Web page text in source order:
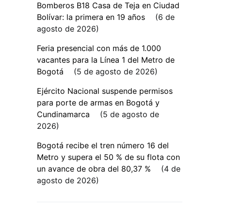
Bomberos B18 Casa de Teja en Ciudad
Bolívar: la primera en 19 años
6 de
agosto de 2026
Feria presencial con más de 1.000
vacantes para la Línea 1 del Metro de
Bogotá
5 de agosto de 2026
Ejército Nacional suspende permisos
para porte de armas en Bogotá y
Cundinamarca
5 de agosto de
2026
Bogotá recibe el tren número 16 del
Metro y supera el 50 % de su flota con
un avance de obra del 80,37 %
4 de
agosto de 2026